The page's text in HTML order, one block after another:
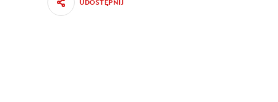
UDOSTĘPNIJ